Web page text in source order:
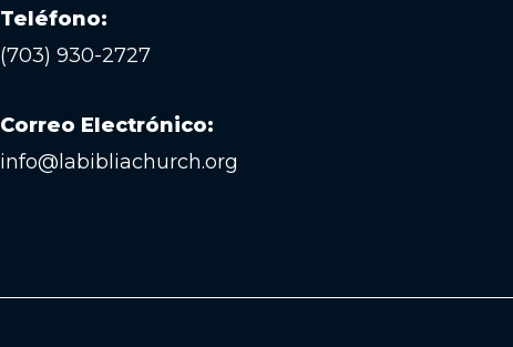
Teléfono:
(703) 930-2727
Correo Electrónico:
info@labibliachurch.org